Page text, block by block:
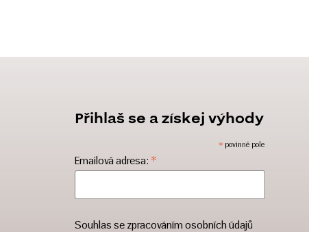
Přihlaš se a získej výhody
* povinné pole
Emailová adresa: *
Souhlas se zpracováním osobních údajů